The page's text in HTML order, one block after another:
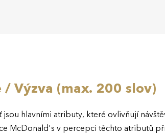
/ Výzva (max. 200 slov)
jsou hlavními atributy, které ovlivňují
McDonald's v percepci těchto atributů